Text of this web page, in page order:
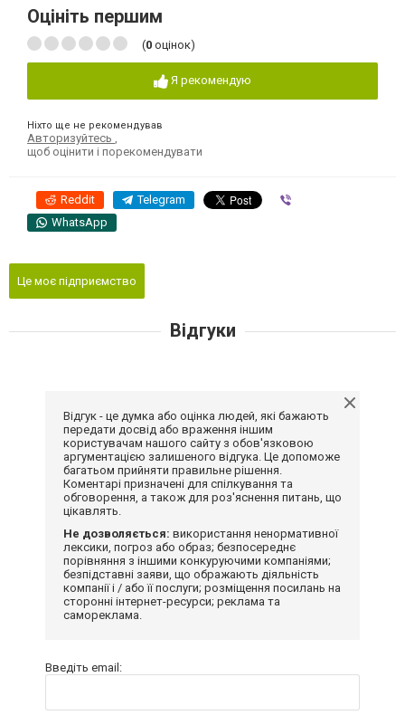
Оцініть першим
(0 оцінок)
Я рекомендую
Ніхто ще не рекомендував
Авторизуйтесь
щоб оцінити і порекомендувати
Reddit Telegram
WhatsApp
Це моє підприємство
Відгуки
Відгук - це думка або оцінка людей, які бажають
передати досвід або враження іншим
користувачам нашого сайту з обов'язковою
аргументацією залишеного відгука. Це допоможе
багатьом прийняти правильне рішення.
Коментарі призначені для спілкування та
обговорення, а також для роз'яснення питань, що
цікавлять.
Не дозволяється: використання ненормативної
лексики, погроз або образ; безпосереднє
порівняння з іншими конкуруючими компаніями;
безпідставні заяви, що ображають діяльність
компанії і / або її послуги; розміщення посилань на
сторонні інтернет-ресурси; реклама та
самореклама.
Введіть email: